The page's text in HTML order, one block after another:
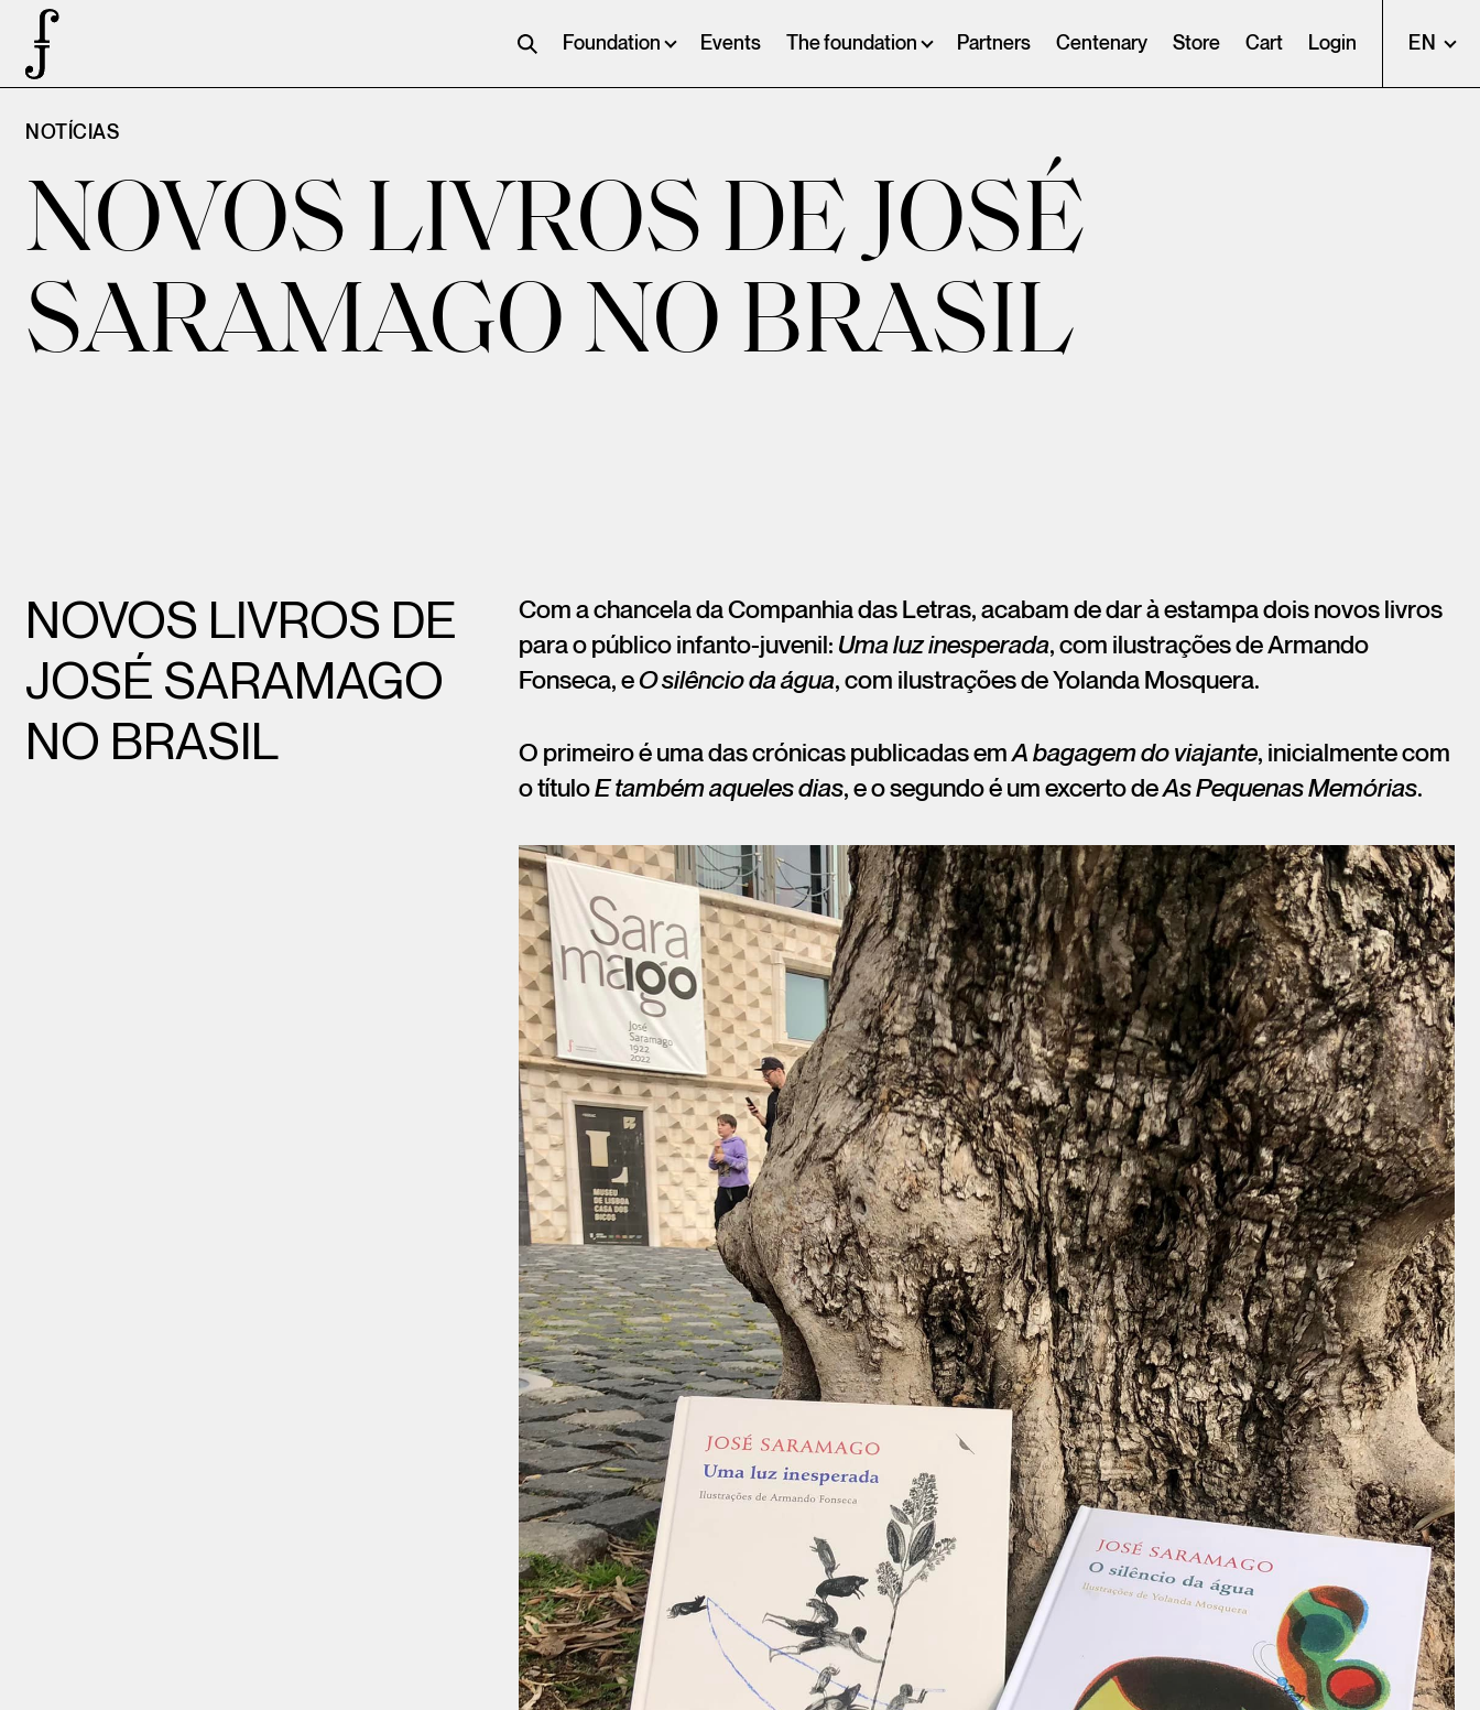
Foundation Events The foundation Partners Centenary Store Cart Login EN
NOTÍCIAS
NOVOS LIVROS DE JOSÉ
SARAMAGO NO BRASIL
NOVOS LIVROS DE
JOSÉ SARAMAGO
NO BRASIL
Com a chancela da Companhia das Letras, acabam de dar à estampa dois novos livros
para o público infanto-juvenil: Uma luz inesperada, com ilustrações de Armando
Fonseca, eO silêncio da água, com ilustrações de Yolanda Mosquera.
O primeiro é uma das crónicas publicadas emA bagagem do viajante, inicialmente com
o títuloE também aqueles dias, e o segundo é um excerto deAs Pequenas Memórias.